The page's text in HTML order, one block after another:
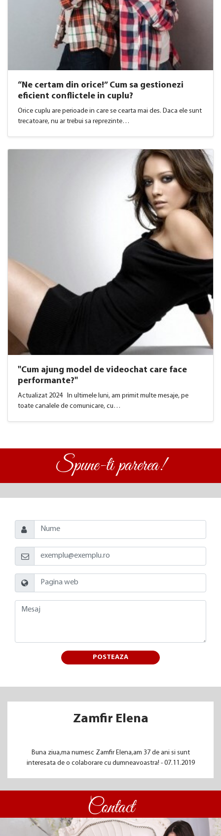
“Ne certam din orice!” Cum sa gestionezi
eficient conflictele in cuplu?
Orice cuplu are perioade in care se cearta mai des. Daca ele sunt
trecatoare, nu ar trebui sa reprezinte…
"Cum ajung model de videochat care face
performante?"
Actualizat 2024 In ultimele luni, am primit multe mesaje, pe
toate canalele de comunicare, cu…
Spune-ti parerea!
POSTEAZA
Zamfir Elena
Buna ziua,ma numesc Zamfir Elena,am 37 de ani si sunt
interesata de o colaborare cu dumneavoastra! - 07.11.2019
Contact